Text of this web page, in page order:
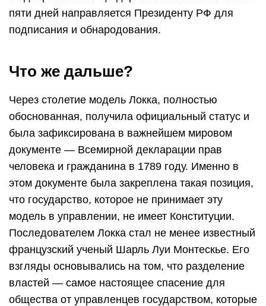
пяти дней направляется Президенту РФ для
подписания и обнародования.
Что же дальше?
Через столетие модель Локка, полностью
обоснованная, получила официальный статус и
была зафиксирована в важнейшем мировом
документе — Всемирной декларации прав
человека и гражданина в 1789 году. Именно в
этом документе была закреплена такая позиция,
что государство, которое не принимает эту
модель в управлении, не имеет Конституции.
Последователем Локка стал не менее известный
французский ученый Шарль Луи Монтескье. Его
взгляды основывались на том, что разделение
властей — самое настоящее спасение для
общества от управленцев государством, которые